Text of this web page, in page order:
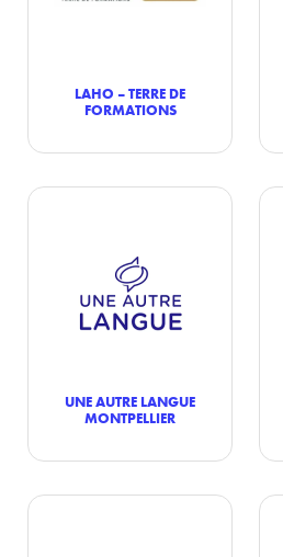
LAHO – TERRE DE
FORMATIONS
UNE AUTRE LANGUE
MONTPELLIER